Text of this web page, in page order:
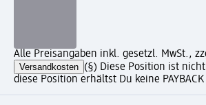
Alle Preisangaben inkl. gesetzl. MwSt.,
Versandkosten (§) Diese Position ist
diese Position erhältst Du keine